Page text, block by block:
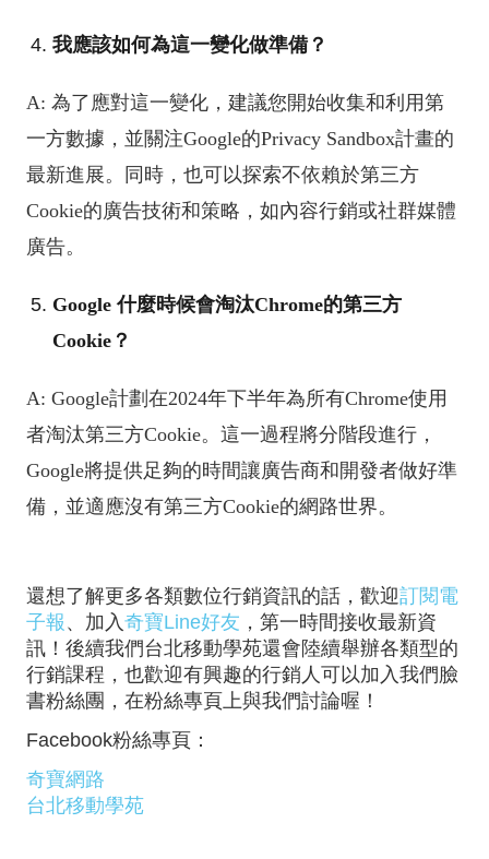
我應該如何為這一變化做準備？
A: 為了應對這一變化，建議您開始收集和利用第
一方數據，並關注Google的Privacy Sandbox計畫的
最新進展。同時，也可以探索不依賴於第三方
Cookie的廣告技術和策略，如內容行銷或社群媒體
廣告。
Google 什麼時候會淘汰Chrome的第三方
Cookie？
A: Google計劃在2024年下半年為所有Chrome使用
者淘汰第三方Cookie。這一過程將分階段進行，
Google將提供足夠的時間讓廣告商和開發者做好準
備，並適應沒有第三方Cookie的網路世界。
還想了解更多各類數位行銷資訊的話，歡迎訂閱電
子報 、加入奇寶Line好友 ，第一時間接收最新資
訊！後續我們台北移動學苑還會陸續舉辦各類型的
行銷課程，也歡迎有興趣的行銷人可以加入我們臉
書粉絲團，在粉絲專頁上與我們討論喔！
Facebook粉絲專頁：
奇寶網路
台北移動學苑